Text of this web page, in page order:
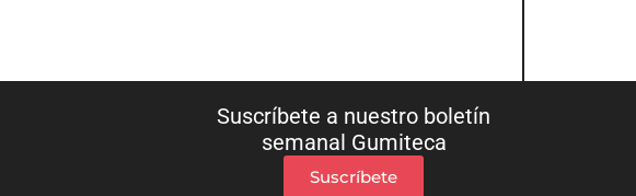
Suscríbete a nuestro boletín
semanal Gumiteca
Suscríbete